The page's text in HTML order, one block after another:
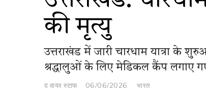
की मृत्यु
उत्तराखंड में जारी चारधाम यात्रा के
श्रद्धालुओं के लिए मेडिकल कैंप लगाए
द वायर स्टाफ 06/06/2026 भारत